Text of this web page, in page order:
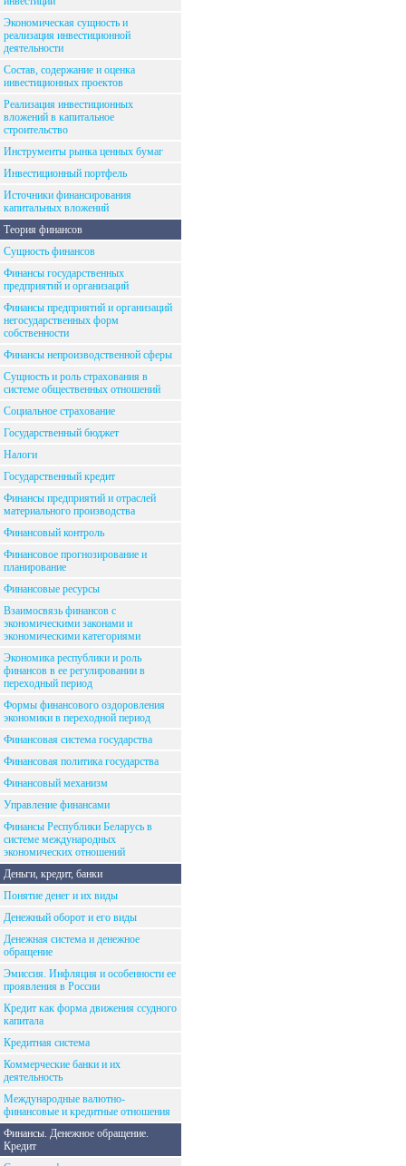
Экономическая сущность и
реализация инвестиционной
деятельности
Состав, содержание и оценка
инвестиционных проектов
Реализация инвестиционных
вложений в капитальное
строительство
Инструменты рынка ценных бумаг
Инвестиционный портфель
Источники финансирования
капитальных вложений
Теория финансов
Сущность финансов
Финансы государственных
предприятий и организаций
Финансы предприятий и организаций
негосударственных форм
собственности
Финансы непроизводственной сферы
Сущность и роль страхования в
системе общественных отношений
Социальное страхование
Государственный бюджет
Налоги
Государственный кредит
Финансы предприятий и отраслей
материального производства
Финансовый контроль
Финансовое прогнозирование и
планирование
Финансовые ресурсы
Взаимосвязь финансов с
экономическими законами и
экономическими категориями
Экономика республики и роль
финансов в ее регулировании в
переходный период
Формы финансового оздоровления
экономики в переходной период
Финансовая система государства
Финансовая политика государства
Финансовый механизм
Управление финансами
Финансы Республики Беларусь в
системе международных
экономических отношений
Деньги, кредит, банки
Понятие денег и их виды
Денежный оборот и его виды
Денежная система и денежное
обращение
Эмиссия. Инфляция и особенности ее
проявления в России
Кредит как форма движения ссудного
капитала
Кредитная система
Коммерческие банки и их
деятельность
Международные валютно-
финансовые и кредитные отношения
Финансы. Денежное обращение.
Кредит